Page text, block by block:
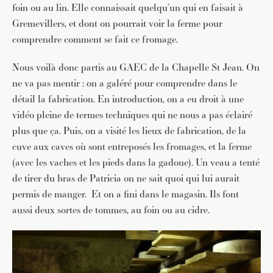
foin ou au lin. Elle connaissait quelqu’un qui en faisait à
Gremevillers, et dont on pourrait voir la ferme pour
comprendre comment se fait ce fromage.
Nous voilà donc partis au GAEC de la Chapelle St Jean. On
ne va pas mentir : on a galéré pour comprendre dans le
détail la fabrication. En introduction, on a eu droit à une
vidéo pleine de termes techniques qui ne nous a pas éclairé
plus que ça. Puis, on a visité les lieux de fabrication, de la
cuve aux caves où sont entreposés les fromages, et la ferme
(avec les vaches et les pieds dans la gadoue). Un veau a tenté
de tirer du bras de Patricia on ne sait quoi qui lui aurait
permis de manger. Et on a fini dans le magasin. Ils font
aussi deux sortes de tommes, au foin ou au cidre.